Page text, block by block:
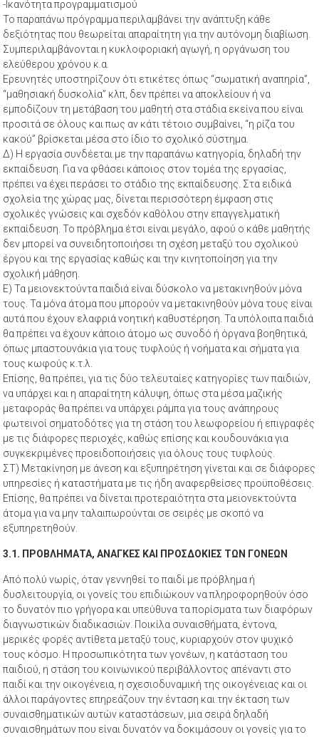
-Ικανότητα προγραμματισμού
Το παραπάνω πρόγραμμα περιλαμβάνει την ανάπτυξη κάθε
δεξιότητας που θεωρείται απαραίτητη για την αυτόνομη διαβίωση.
Συμπεριλαμβάνονται η κυκλοφοριακή αγωγή, η οργάνωση του
ελεύθερου χρόνου κ.α.
Ερευνητές υποστηρίζουν ότι ετικέτες όπως “σωματική αναπηρία”,
“μαθησιακή δυσκολία” κλπ, δεν πρέπει να αποκλείουν ή να
εμποδίζουν τη μετάβαση του μαθητή στα στάδια εκείνα που είναι
προσιτά σε όλους και πως αν κάτι τέτοιο συμβαίνει, “η ρίζα του
κακού” βρίσκεται μέσα στο ίδιο το σχολικό σύστημα.
Δ) Η εργασία συνδέεται με την παραπάνω κατηγορία, δηλαδή την
εκπαίδευση. Για να φθάσει κάποιος στον τομέα της εργασίας,
πρέπει να έχει περάσει το στάδιο της εκπαίδευσης. Στα ειδικά
σχολεία της χώρας μας, δίνεται περισσότερη έμφαση στις
σχολικές γνώσεις και σχεδόν καθόλου στην επαγγελματική
εκπαίδευση. Το πρόβλημα έτσι είναι μεγάλο, αφού ο κάθε μαθητής
δεν μπορεί να συνειδητοποιήσει τη σχέση μεταξύ του σχολικού
έργου και της εργασίας καθώς και την κινητοποίηση για την
σχολική μάθηση.
Ε) Τα μειονεκτούντα παιδιά είναι δύσκολο να μετακινηθούν μόνα
τους. Τα μόνα άτομα που μπορούν να μετακινηθούν μόνα τους είναι
αυτά που έχουν ελαφριά νοητική καθυστέρηση. Τα υπόλοιπα παιδιά
θα πρέπει να έχουν κάποιο άτομο ως συνοδό ή όργανα βοηθητικά,
όπως μπαστουνάκια για τους τυφλούς ή νοήματα και σήματα για
τους κωφούς κ.τ.λ.
Επίσης, θα πρέπει, για τις δύο τελευταίες κατηγορίες των παιδιών,
να υπάρχει και η απαραίτητη κάλυψη, όπως στα μέσα μαζικής
μεταφοράς θα πρέπει να υπάρχει ράμπα για τους ανάπηρους
φωτεινοί σηματοδότες για τη στάση του λεωφορείου ή επιγραφές
με τις διάφορες περιοχές, καθώς επίσης και κουδουνάκια για
συγκεκριμένες προειδοποιήσεις για όλους τους τυφλούς.
ΣΤ) Μετακίνηση με άνεση και εξυπηρέτηση γίνεται και σε διάφορες
υπηρεσίες ή καταστήματα με τις ήδη αναφερθείσες προϋποθέσεις.
Επίσης, θα πρέπει να δίνεται προτεραιότητα στα μειονεκτούντα
άτομα για να μην ταλαιπωρούνται σε σειρές με σκοπό να
εξυπηρετηθούν.
3.1. ΠΡΟΒΛΗΜΑΤΑ, ΑΝΑΓΚΕΣ ΚΑΙ ΠΡΟΣΔΟΚΙΕΣ ΤΩΝ ΓΟΝΕΩΝ
Από πολύ νωρίς, όταν γεννηθεί το παιδί με πρόβλημα ή
δυσλειτουργία, οι γονείς του επιδιώκουν να πληροφορηθούν όσο
το δυνατόν πιο γρήγορα και υπεύθυνα τα πορίσματα των διαφόρων
διαγνωστικών διαδικασιών. Ποικίλα συναισθήματα, έντονα,
μερικές φορές αντίθετα μεταξύ τους, κυριαρχούν στον ψυχικό
τους κόσμο. Η προσωπικότητα των γονέων, η κατάσταση του
παιδιού, η στάση του κοινωνικού περιβάλλοντος απέναντι στο
παιδί και την οικογένεια, η σχεσιοδυναμική της οικογένειας και οι
άλλοι παράγοντες επηρεάζουν την ένταση και την έκταση των
συναισθηματικών αυτών καταστάσεων, μια σειρά δηλαδή
συναισθημάτων που είναι δυνατόν να δοκιμάσουν οι γονείς για το